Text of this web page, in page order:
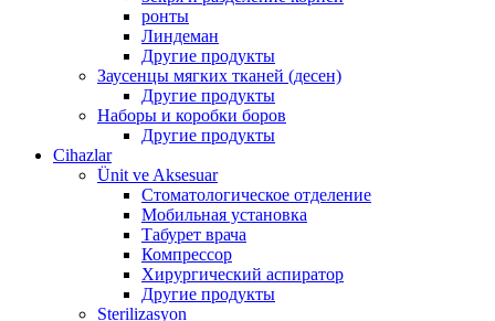
ронты
Линдеман
Другие продукты
Заусенцы мягких тканей (десен)
Другие продукты
Наборы и коробки боров
Другие продукты
Cihazlar
Ünit ve Aksesuar
Стоматологическое отделение
Мобильная установка
Табурет врача
Компрессор
Хирургический аспиратор
Другие продукты
Sterilizasyon